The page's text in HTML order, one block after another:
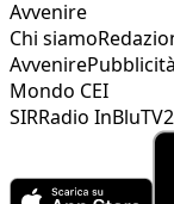
Avvenire
Chi siamo
AvvenirePubblicità
Mondo CEI
SIRRadio InBlu